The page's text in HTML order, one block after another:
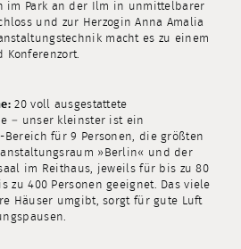
im Park an der Ilm in unmittelbarer
und zur Herzogin Anna Amalia
macht es zu einem
Konferenzort.
20 voll ausgestattete
– unser kleinster ist ein
Bereich für 9 Personen, die größten
»Berlin« und der
im Reithaus, jeweils für bis zu 80
zu 400 Personen geeignet. Das viele
Häuser umgibt, sorgt für gute Luft